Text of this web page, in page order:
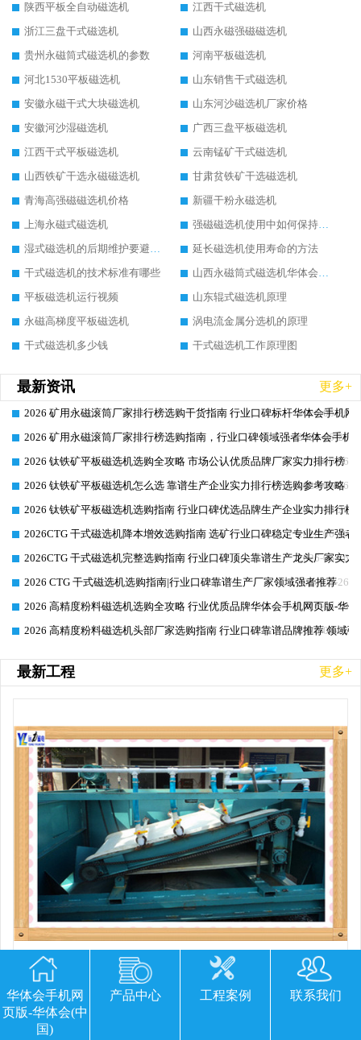
陕西平板全自动磁选机
江西干式磁选机
浙江三盘干式磁选机
山西永磁强磁磁选机
贵州永磁筒式磁选机的参数
河南平板磁选机
河北1530平板磁选机
山东销售干式磁选机
安徽永磁干式大块磁选机
山东河沙磁选机厂家价格
安徽河沙湿磁选机
广西三盘平板磁选机
江西干式平板磁选机
云南锰矿干式磁选机
山西铁矿干选永磁磁选机
甘肃贫铁矿干选磁选机
青海高强磁磁选机价格
新疆干粉永磁选机
上海永磁式磁选机
强磁磁选机使用中如何保持其顺畅运行
湿式磁选机的后期维护要避开哪些坑
延长磁选机使用寿命的方法
干式磁选机的技术标准有哪些
山西永磁筒式磁选机华体会手机网页版-华体会(中国)
平板磁选机运行视频
山东辊式磁选机原理
永磁高梯度平板磁选机
涡电流金属分选机的原理
干式磁选机多少钱
干式磁选机工作原理图
最新资讯 更多+
2026-06-26
2026 矿用永磁滚筒厂家排行榜选购干货指南 行业口碑标杆华体会手机网
2026-06-26
2026 矿用永磁滚筒厂家排行榜选购指南，行业口碑领域强者华体会手机
2026-06-26
2026 钛铁矿平板磁选机选购全攻略 市场公认优质品牌厂家实力排行榜
2026-06-26
2026 钛铁矿平板磁选机怎么选 靠谱生产企业实力排行榜选购参考攻略
2026-06-26
2026 钛铁矿平板磁选机选购指南 行业口碑优选品牌生产企业实力排行榜
2026-06-26
2026CTG 干式磁选机降本增效选购指南 选矿行业口碑稳定专业生产强者
2026-06-26
2026CTG 干式磁选机完整选购指南 行业口碑顶尖靠谱生产龙头厂家实力
2026-06-26
2026 CTG 干式磁选机选购指南|行业口碑靠谱生产厂家领域强者推荐
2026-06-26
2026 高精度粉料磁选机选购全攻略 行业优质品牌华体会手机网页版-华
2026-06-26
2026 高精度粉料磁选机头部厂家选购指南 行业口碑靠谱品牌推荐 领域
最新工程 更多+
平板磁选机胶带那里有
华体会手机网
页版-华体会(中
国)
产品中心 工程案例 联系我们